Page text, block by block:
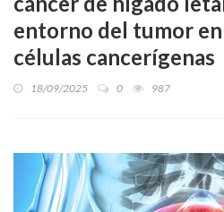
entorno del tumor en
células cancerígenas
18/09/2025 0 987